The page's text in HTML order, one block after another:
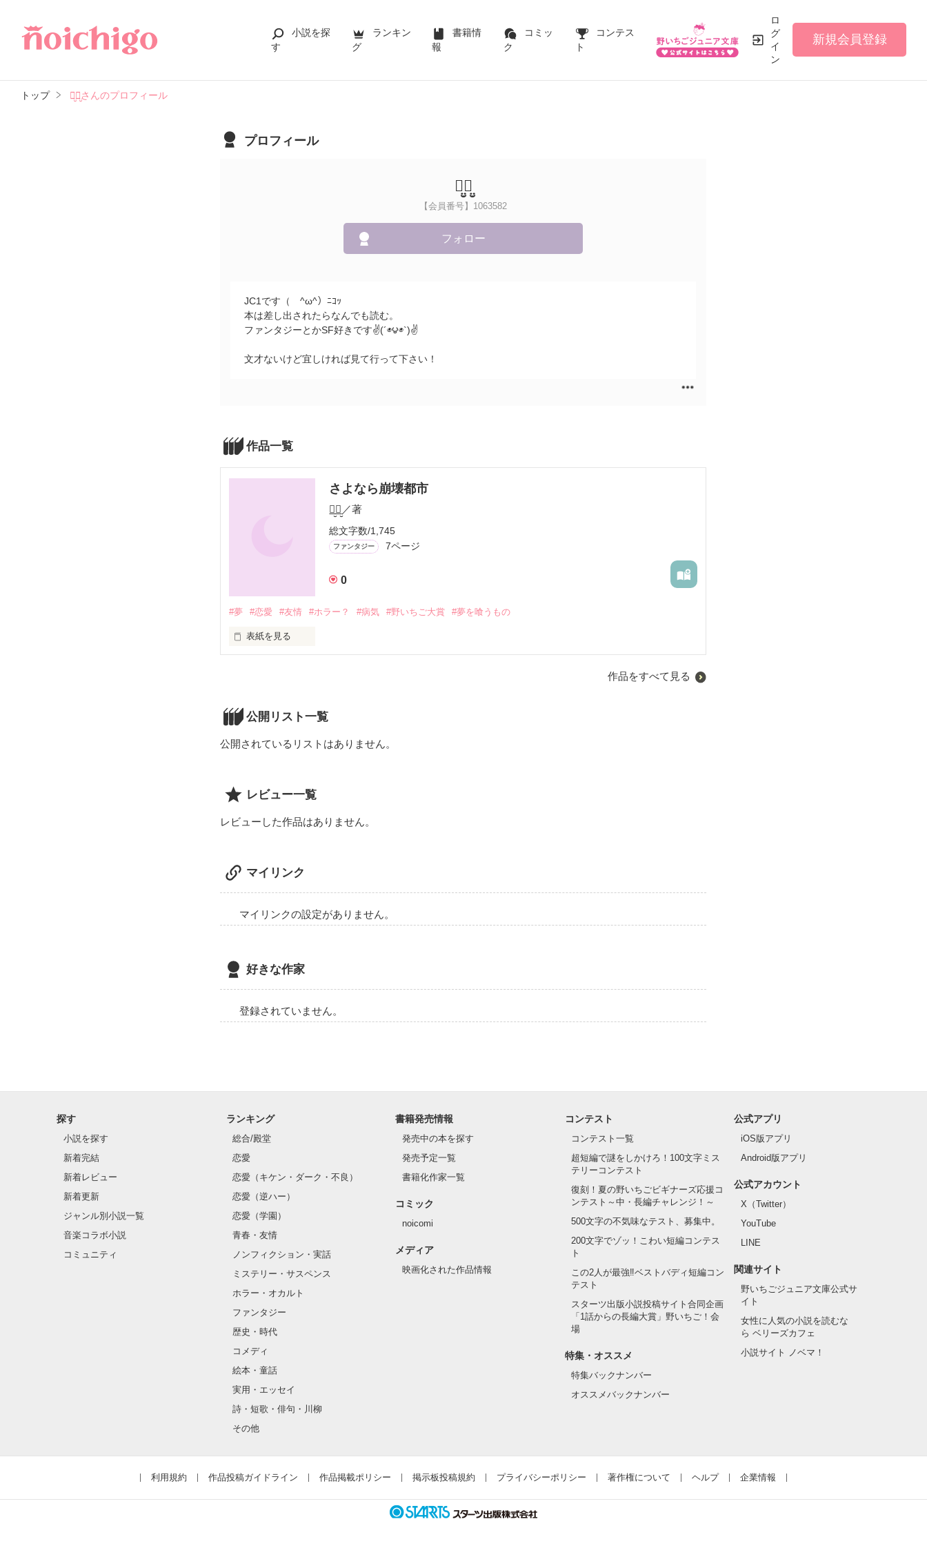
小説を探
す
ランキン
グ
書籍情
報
コミッ
ク
コンテス
ト
ロ
グ
イ
ン
新規会員登録
トップ 美̤̮有̤̮さんのプロフィール
プロフィール
美̤̮有̤̮
【会員番号】1063582
フォロー
JC1です（ ^ω^）ﾆｺｯ
本は差し出されたらなんでも読む。
ファンタジーとかSF好きです✌(´◉౪◉`)✌
文才ないけど宜しければ見て行って下さい！
作品一覧
さよなら崩壊都市
美̤̮有̤̮／著
総文字数/1,745
ファンタジー 7ページ
0
#夢 #恋愛 #友情 #ホラー？ #病気 #野いちご大賞 #夢を喰うもの
表紙を見る
それぞれの願いや祈りを知って行ったんだ。
夢だと思っていた、残酷な現実で巡り会った仲間を、
君を、ただの思い出にしないために。
さよなら崩壊都市……
作品をすべて見る
公開リスト一覧
公開されているリストはありません。
レビュー一覧
レビューした作品はありません。
マイリンク
マイリンクの設定がありません。
好きな作家
登録されていません。
探す
小説を探す
新着完結
新着レビュー
新着更新
ジャンル別小説一覧
音楽コラボ小説
コミュニティ
ランキング
総合/殿堂
恋愛
恋愛（キケン・ダーク・不良）
恋愛（逆ハー）
恋愛（学園）
青春・友情
ノンフィクション・実話
ミステリー・サスペンス
ホラー・オカルト
ファンタジー
歴史・時代
コメディ
絵本・童話
実用・エッセイ
詩・短歌・俳句・川柳
その他
書籍発売情報
発売中の本を探す
発売予定一覧
書籍化作家一覧
コミック
noicomi
メディア
映画化された作品情報
コンテスト
コンテスト一覧
超短編で謎をしかけろ！100文字ミス
テリーコンテスト
復刻！夏の野いちごビギナーズ応援コ
ンテスト～中・長編チャレンジ！～
500文字の不気味なテスト、募集中。
200文字でゾッ！こわい短編コンテス
ト
この2人が最強‼ベストバディ短編コン
テスト
スターツ出版小説投稿サイト合同企画
「1話からの長編大賞」野いちご！会
場
特集・オススメ
特集バックナンバー
オススメバックナンバー
公式アプリ
iOS版アプリ
Android版アプリ
公式アカウント
X（Twitter）
YouTube
LINE
関連サイト
野いちごジュニア文庫公式サ
イト
女性に人気の小説を読むな
ら ベリーズカフェ
小説サイト ノベマ！
利用規約 作品投稿ガイドライン 作品掲載ポリシー 掲示板投稿規約 プライバシーポリシー 著作権について ヘルプ 企業情報